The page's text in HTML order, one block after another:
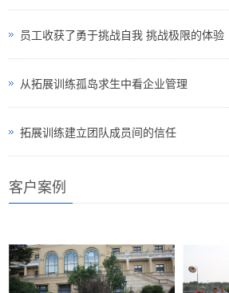
员工收获了勇于挑战自我 挑战极限的体验
从拓展训练孤岛求生中看企业管理
拓展训练建立团队成员间的信任
客户案例